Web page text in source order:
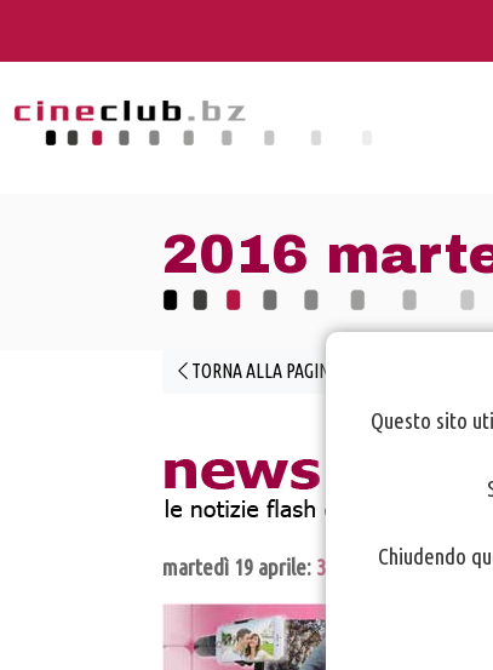
Questo sito
Chiudendo
2016
TORNA ALLA PAGINA PRECEDENTE
martedì 19 aprile: 3° Lezione Corso